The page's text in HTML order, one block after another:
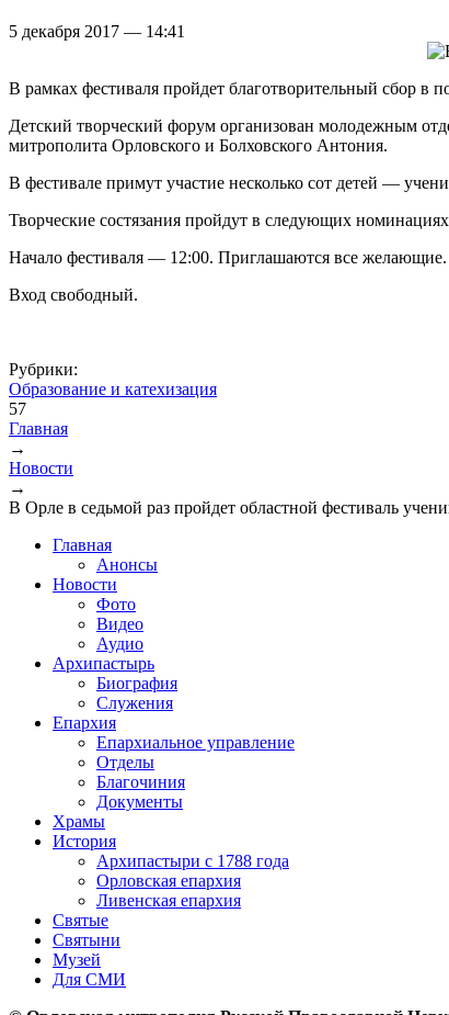
5 декабря 2017 — 14:41
В рамках фестиваля пройдет благотворительный сбор
Детский творческий форум организован молодежным
митрополита Орловского и Болховского Антония.
В фестивале примут участие несколько сот детей —
Творческие состязания пройдут в следующих
Начало фестиваля — 12:00. Приглашаются все желающие.
Вход свободный.
Рубрики:
Образование и катехизация
57
Вы здесь
Главная
→
Новости
→
В Орле в седьмой раз пройдет областной фестиваль
Главная
Анонсы
Новости
Фото
Видео
Аудио
Архипастырь
Биография
Служения
Епархия
Епархиальное управление
Отделы
Благочиния
Документы
Храмы
История
Архипастыри с 1788 года
Орловская епархия
Ливенская епархия
Святые
Святыни
Музей
Для СМИ